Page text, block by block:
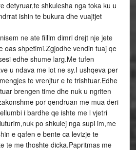
detyruar,te shkulesha nga toka ku u
ishin te bukura dhe vuajtjet
ne ate fillim dimri drejt nje jete
oas shpetimi.Zgjodhe vendin tuaj qe
edhe shume larg.Me tufen
u ndava me lot ne sy.I ushqeva per
te vrenjtur e te trishtuar.Edhe
brengen time dhe nuk u ngriten
por qendruan me mua deri
i bardhe qe ishte me i vjetri
po shkulej nga supi im,me
e qafen e bente ca levizje te
te me thoshte dicka.Papritmas me